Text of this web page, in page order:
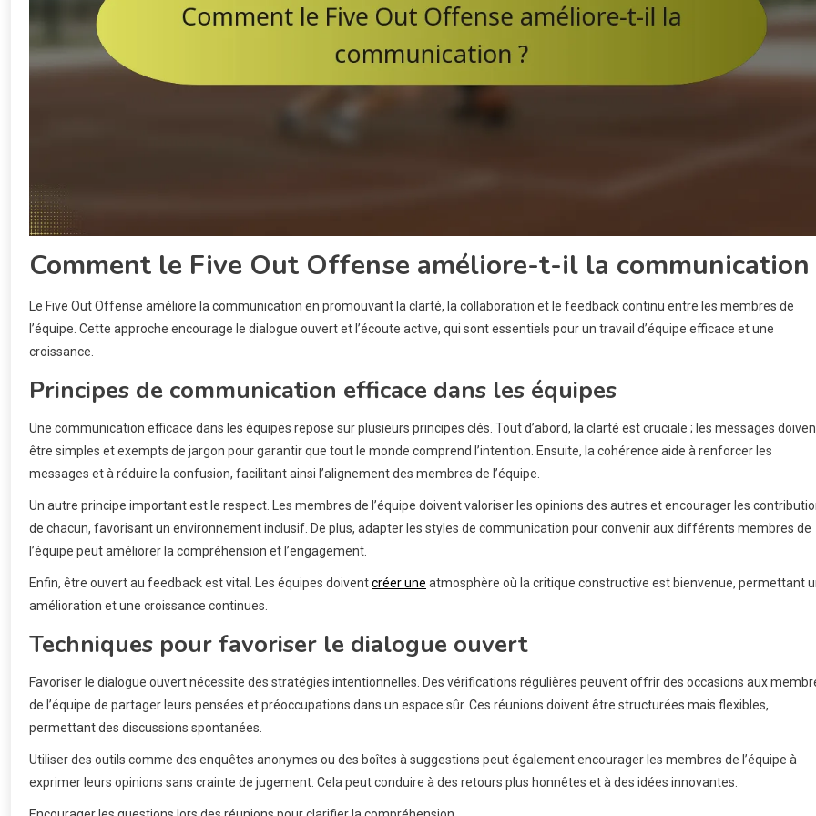
Comment le Five Out Offense améliore-t-il la communication
Le Five Out Offense améliore la communication en promouvant la clarté, la collaboration et le feedback continu entre les membres de
l’équipe. Cette approche encourage le dialogue ouvert et l’écoute active, qui sont essentiels pour un travail d’équipe efficace et une
croissance.
Principes de communication efficace dans les équipes
Une communication efficace dans les équipes repose sur plusieurs principes clés. Tout d’abord, la clarté est cruciale ; les messages
être simples et exempts de jargon pour garantir que tout le monde comprend l’intention. Ensuite, la cohérence aide à renforcer les
messages et à réduire la confusion, facilitant ainsi l’alignement des membres de l’équipe.
Un autre principe important est le respect. Les membres de l’équipe doivent valoriser les opinions des autres et encourager les
de chacun, favorisant un environnement inclusif. De plus, adapter les styles de communication pour convenir aux différents membres de
l’équipe peut améliorer la compréhension et l’engagement.
Enfin, être ouvert au feedback est vital. Les équipes doiventcréer une atmosphère où la critique constructive est bienvenue, permettant
amélioration et une croissance continues.
Techniques pour favoriser le dialogue ouvert
Favoriser le dialogue ouvert nécessite des stratégies intentionnelles. Des vérifications régulières peuvent offrir des occasions aux
de l’équipe de partager leurs pensées et préoccupations dans un espace sûr. Ces réunions doivent être structurées mais flexibles,
permettant des discussions spontanées.
Utiliser des outils comme des enquêtes anonymes ou des boîtes à suggestions peut également encourager les membres de l’équipe à
exprimer leurs opinions sans crainte de jugement. Cela peut conduire à des retours plus honnêtes et à des idées innovantes.